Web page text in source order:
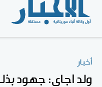
أخبار
ولد اجاي: جهود